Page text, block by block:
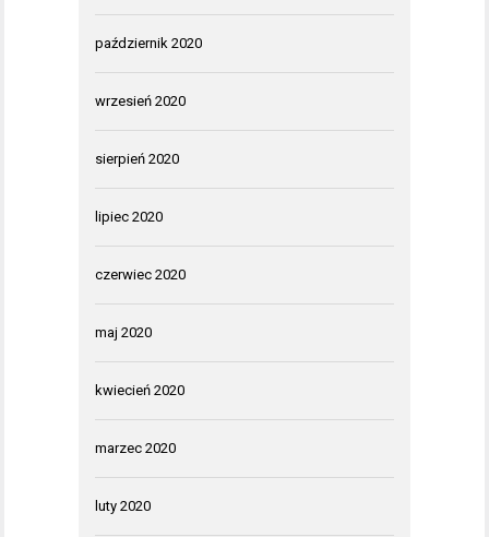
październik 2020
wrzesień 2020
sierpień 2020
lipiec 2020
czerwiec 2020
maj 2020
kwiecień 2020
marzec 2020
luty 2020